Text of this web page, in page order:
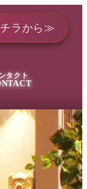
ラから≫
タクト